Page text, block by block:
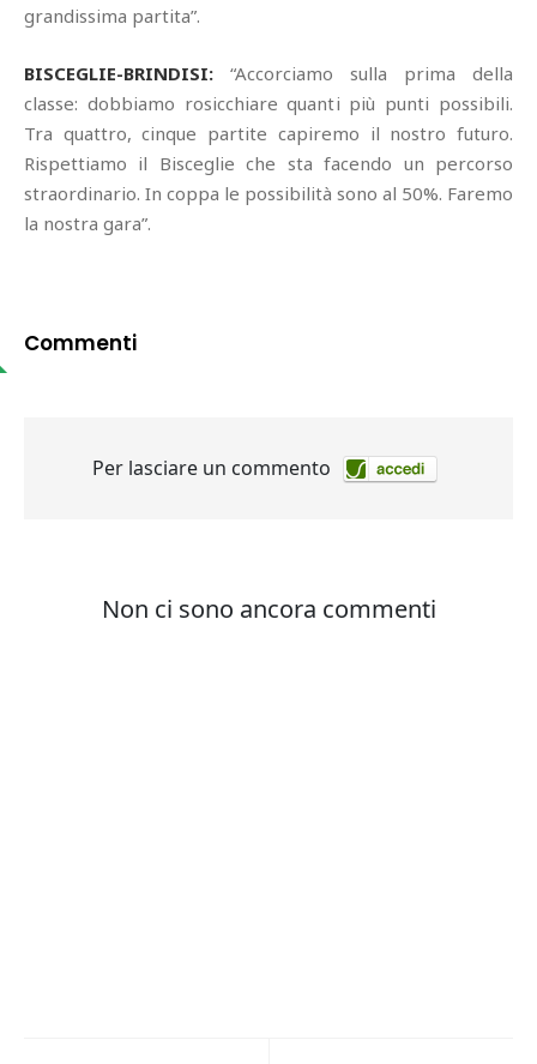
grandissima partita”.
BISCEGLIE-BRINDISI: “Accorciamo sulla prima della
classe: dobbiamo rosicchiare quanti più punti possibili.
Tra quattro, cinque partite capiremo il nostro futuro.
Rispettiamo il Bisceglie che sta facendo un percorso
straordinario. In coppa le possibilità sono al 50%. Faremo
la nostra gara”.
Commenti